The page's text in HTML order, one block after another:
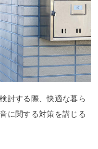
討する際、快適な暮ら
に関する対策を講じる